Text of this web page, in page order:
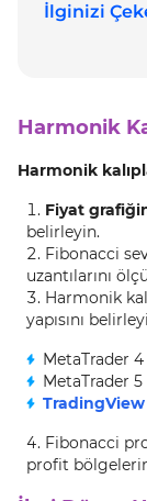
İlginizi
Harmonik
Harmonik
Fiyat
belirleyin.
Fibonacci
uzantılarını
Harmonik
yapısını
MetaTrader
MetaTrader
Fibonacci
profit